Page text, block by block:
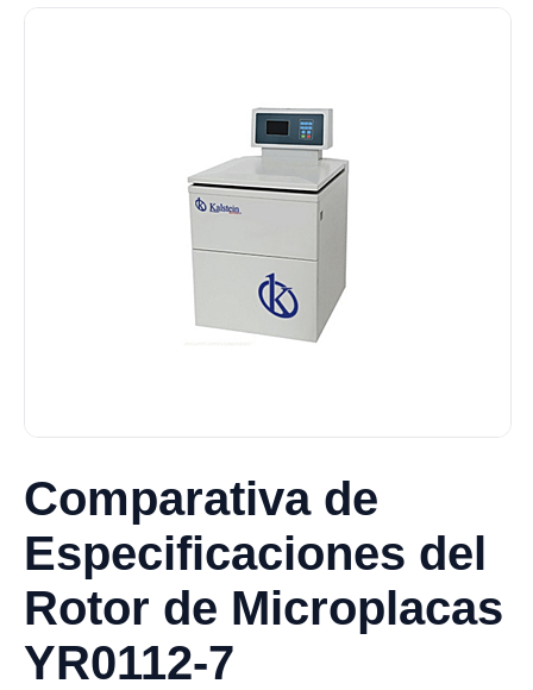
Comparativa de
Especificaciones del
Rotor de Microplacas
YR0112-7